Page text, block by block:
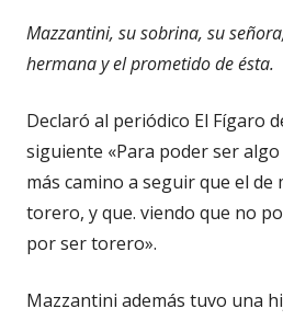
Mazzantini, su sobrina, su
hermana y el prometido de ésta.
Declaró al periódico El Fígaro
siguiente «Para poder ser
más camino a seguir que el de
torero, y que. viendo que no
por ser torero».
Mazzantini además tuvo una